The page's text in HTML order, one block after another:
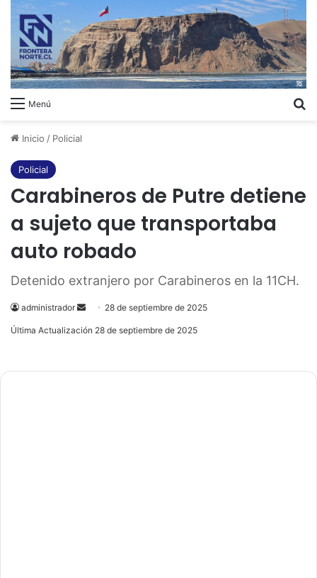
Menú
Inicio / Policial
Policial
Carabineros de Putre detiene
a sujeto que transportaba
auto robado
Detenido extranjero por Carabineros en la 11CH.
administrador
Send
an
28 de septiembre de 2025
Última Actualización 28 de septiembre de 2025